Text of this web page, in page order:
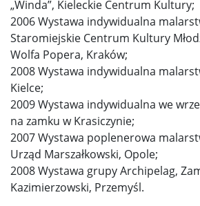
„Winda”, Kieleckie Centrum Kultury;
2006 Wystawa indywidualna
Staromiejskie Centrum Kultury
Wolfa Popera, Kraków;
2008 Wystawa indywidualna
Kielce;
2009 Wystawa indywidualna we
na zamku w Krasiczynie;
2007 Wystawa poplenerowa
Urząd Marszałkowski, Opole;
2008 Wystawa grupy Archipelag,
Kazimierzowski, Przemyśl.